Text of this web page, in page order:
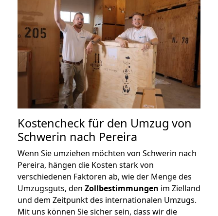
Kostencheck für den Umzug von
Schwerin nach Pereira
Wenn Sie umziehen möchten von Schwerin nach
Pereira, hängen die Kosten stark von
verschiedenen Faktoren ab, wie der Menge des
Umzugsguts, den Zollbestimmungen im Zielland
und dem Zeitpunkt des internationalen Umzugs.
Mit uns können Sie sicher sein, dass wir die